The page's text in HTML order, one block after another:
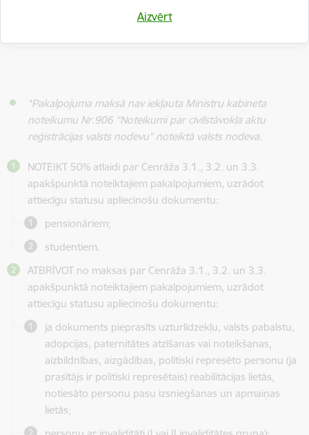
Aizvērt
apliecībai vai
*Pakalpojuma maksā nav iekļauta Ministru kabineta
noteikumu Nr.906 “Noteikumi par civilstāvokļa aktu
reģistrācijas valsts nodevu” noteiktā valsts nodeva.
NOTEIKT 50% atlaidi par Cenrāža 3.1., 3.2. un 3.3.
apakšpunktā noteiktajiem pakalpojumiem, uzrādot
attiecīgu statusu apliecinošu dokumentu:
pensionāriem;
studentiem.
ATBRĪVOT no maksas par Cenrāža 3.1., 3.2. un 3.3.
apakšpunktā noteiktajiem pakalpojumiem, uzrādot
attiecīgu statusu apliecinošu dokumentu:
ja dokuments pieprasīts uzturlīdzekļu, valsts pabalstu,
adopcijas, paternitātes atzīšanas vai noteikšanas,
aizbildnības, aizgādības, politiski represēto personu (ja
prasītājs ir politiski represētais) reabilitācijas lietās,
notiesāto personu pasu izsniegšanas un apmaiņas
lietās;